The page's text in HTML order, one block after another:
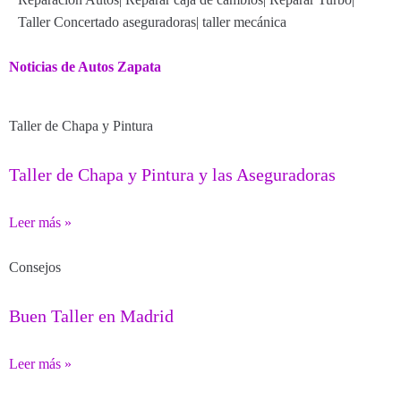
Taller Concertado aseguradoras| taller mecánica
Noticias de Autos Zapata
Taller de Chapa y Pintura
Taller de Chapa y Pintura y las Aseguradoras
Leer más »
Consejos
Buen Taller en Madrid
Leer más »